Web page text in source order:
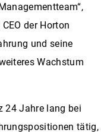
der Horton
und seine
Wachstum
24 Jahre lang bei
tätig,